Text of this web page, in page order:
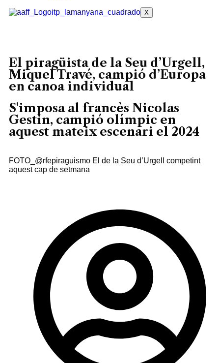
X
El piragüista de la Seu d’Urgell,
Miquel Travé, campió d’Europa
en canoa individual
S'imposa al francès Nicolas
Gestin, campió olímpic en
aquest mateix escenari el 2024
FOTO_@rfepiraguismo El de la Seu d’Urgell competint
aquest cap de setmana